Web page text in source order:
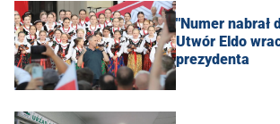
"Numer nabrał
Utwór Eldo
prezydenta